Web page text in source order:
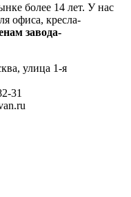
более 14 лет. У нас
офиса, кресла-
завода-
улица 1-я
31